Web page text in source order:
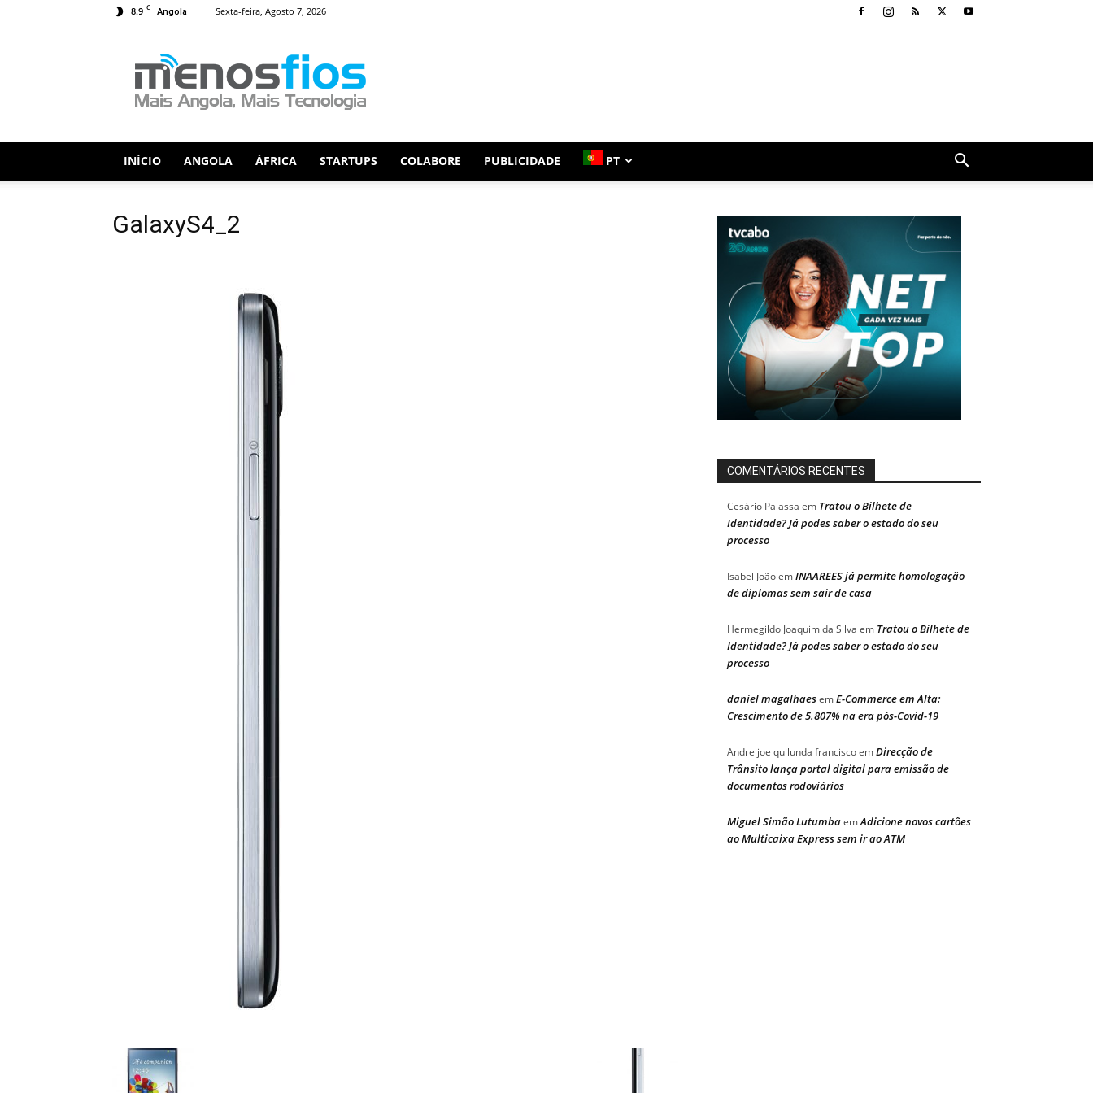
8.9 C Angola Sexta-feira, Agosto 7, 2026
Fios
INÍCIO ANGOLA ÁFRICA STARTUPS COLABORE PUBLICIDADE PT
GalaxyS4_2
COMENTÁRIOS RECENTES
Cesário Palassa em Tratou o Bilhete de
Identidade? Já podes saber o estado do seu
processo
Isabel JoãoemINAAREES já permite homologação
de diplomas sem sair de casa
Hermegildo Joaquim da Silva em Tratou o Bilhete de
Identidade? Já podes saber o estado do seu
processo
daniel magalhaesemE-Commerce em Alta:
Crescimento de 5.807% na era pós-Covid-19
Andre joe quilunda franciscoemDirecção de
Trânsito lança portal digital para emissão de
documentos rodoviários
Miguel Simão LutumbaemAdicione novos cartões
ao Multicaixa Express sem ir ao ATM